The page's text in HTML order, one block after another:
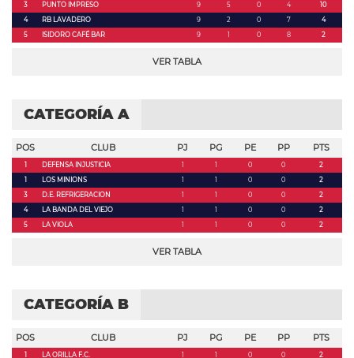
3
PUNTO IMPRESO 9 5 0 4
10
4
RB LAVADERO 9 2 0 7
4
5
ISIDORO CAFÉ BAR 9 1 0 8 2
VER TABLA
CATEGORÍA A
POS CLUB PJ PG PE PP PTS
1 DEFENSA INJUSTICIA 1 1 0 0
2
1
LOS MINIONS 1 1 0 0
2
3
D.E. REFRIGERACION 1 1 0 0
2
4
LA BANDA DEL VIEJO 1 1 0 0
2
5
LA VIOLA 1 1 0 0 2
VER TABLA
CATEGORÍA B
POS CLUB PJ PG PE PP PTS
1 LA ORILLA F.C. 1 1 0 0
2